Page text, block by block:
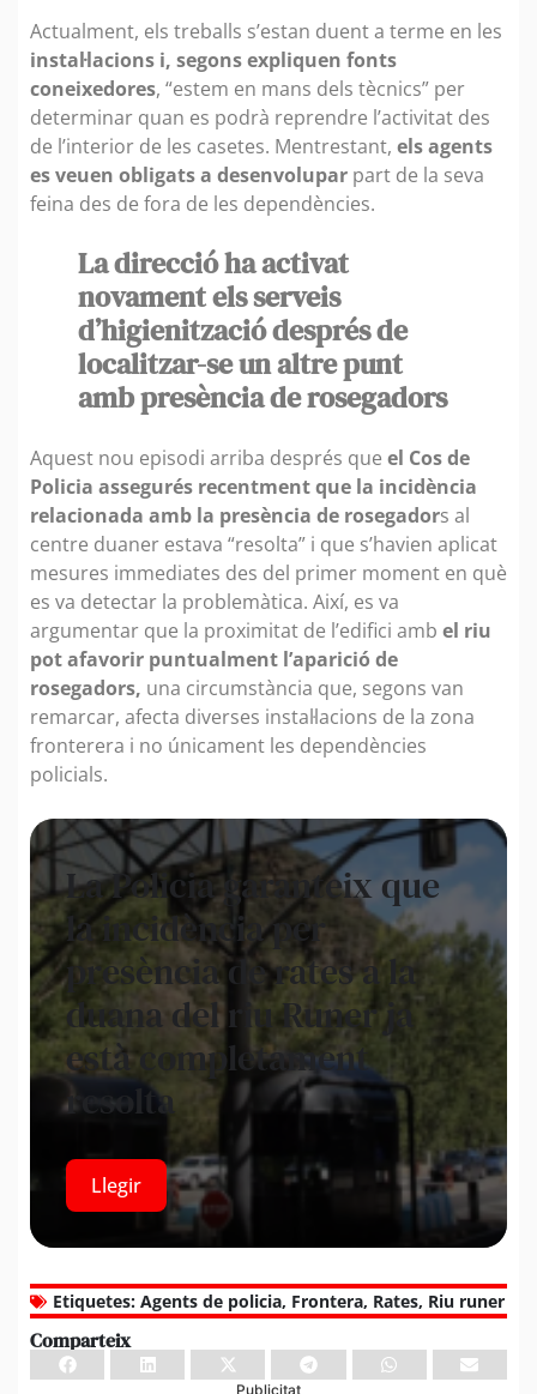
Actualment, els treballs s’estan duent a terme en les
instal·lacions i, segons expliquen fonts
coneixedores, “estem en mans dels tècnics” per
determinar quan es podrà reprendre l’activitat des
de l’interior de les casetes. Mentrestant, els agents
es veuen obligats a desenvolupar part de la seva
feina des de fora de les dependències.
La direcció ha activat
novament els serveis
d’higienització després de
localitzar-se un altre punt
amb presència de rosegadors
Aquest nou episodi arriba després que el Cos de
Policia assegurés recentment que la incidència
relacionada amb la presència de rosegadors al
centre duaner estava “resolta” i que s’havien aplicat
mesures immediates des del primer moment en què
es va detectar la problemàtica. Així, es va
argumentar que la proximitat de l’edifici amb el riu
pot afavorir puntualment l’aparició de
rosegadors, una circumstància que, segons van
remarcar, afecta diverses instal·lacions de la zona
fronterera i no únicament les dependències
policials.
La Policia garanteix que
la incidència per
presència de rates a la
duana del riu Runer ja
està completament
resolta
Llegir
Etiquetes: Agents de policia, Frontera, Rates, Riu runer
Comparteix
Publicitat